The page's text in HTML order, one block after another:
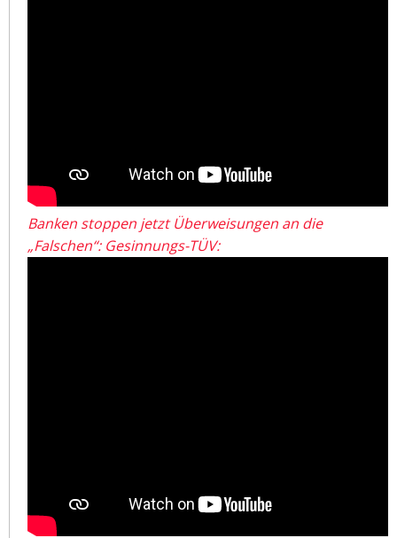
Banken stoppen jetzt Überweisungen an die
„Falschen“: Gesinnungs-TÜV: